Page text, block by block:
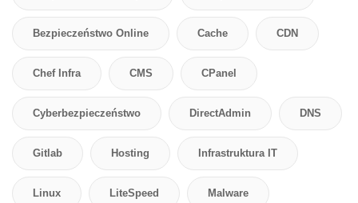
Bezpieczeństwo Online Cache CDN
Chef Infra CMS CPanel
Cyberbezpieczeństwo DirectAdmin DNS
Gitlab Hosting Infrastruktura IT
Linux LiteSpeed Malware